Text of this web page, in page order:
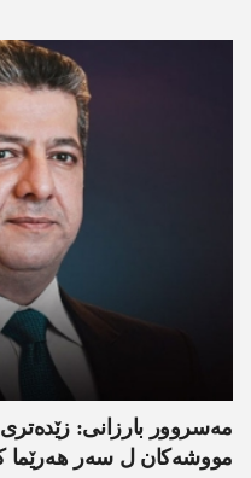
مەسروور بارزانی:
مووشەکان ل سەر ھەرێما